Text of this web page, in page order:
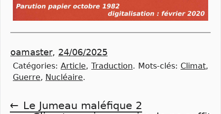
oamaster, 24/06/2025
Catégories: Article, Traduction. Mots-clés: Climat,
Guerre, Nucléaire.
Navigation
Le Jumeau maléfique 2